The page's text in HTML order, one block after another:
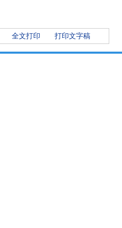
全文打印 打印文字稿